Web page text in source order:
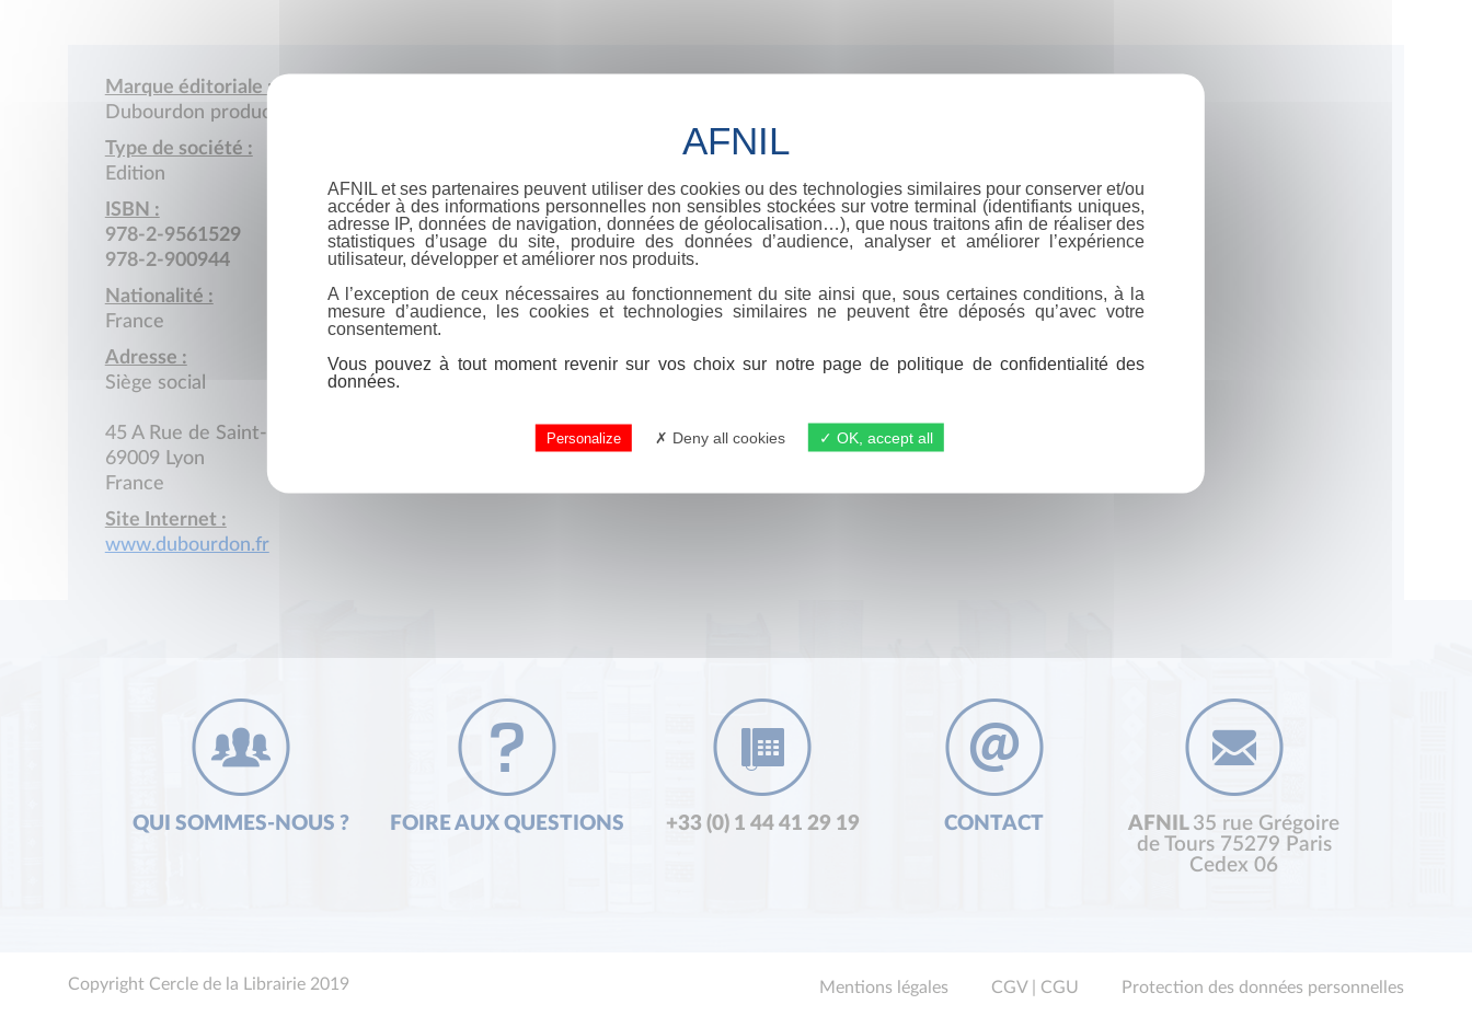
Marque éditoriale :
Dubourdon productions
Type de société :
Edition
ISBN :
978-2-9561529
978-2-900944
Nationalité :
France
Adresse :
Siège social
45 A Rue de Saint-Cyr
69009 Lyon
France
Site Internet :
www.dubourdon.fr
QUI SOMMES-NOUS ? FOIRE AUX QUESTIONS +33 (0) 1 44 41 29 19 CONTACT AFNIL 35 rue Grégoire
de Tours 75279 Paris
Cedex 06
Copyright Cercle de la Librairie 2019 Mentions légales CGV | CGU Protection des données personnelles
AFNIL et ses partenaires peuvent utiliser des cookies ou des technologies similaires pour conserver et/ou
accéder à des informations personnelles non sensibles stockées sur votre terminal (identifiants uniques,
adresse IP, données de navigation, données de géolocalisation…), que nous traitons afin de réaliser des
statistiques d’usage du site, produire des données d’audience, analyser et améliorer l’expérience
utilisateur, développer et améliorer nos produits.
A l’exception de ceux nécessaires au fonctionnement du site ainsi que, sous certaines conditions, à la
mesure d’audience, les cookies et technologies similaires ne peuvent être déposés qu’avec votre
consentement.
Vous pouvez à tout moment revenir sur vos choix sur notre page de politique de confidentialité des
données.
Personalize Deny all cookies OK, accept all